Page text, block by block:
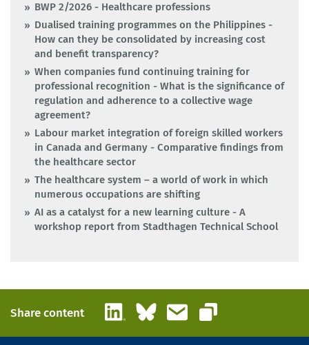
BWP 2/2026 - Healthcare professions
Dualised training programmes on the Philippines -
How can they be consolidated by increasing cost
and benefit transparency?
When companies fund continuing training for
professional recognition - What is the significance of
regulation and adherence to a collective wage
agreement?
Labour market integration of foreign skilled workers
in Canada and Germany - Comparative findings from
the healthcare sector
The healthcare system – a world of work in which
numerous occupations are shifting
AI as a catalyst for a new learning culture - A
workshop report from Stadthagen Technical School
Share content LinkedInBlueskyEmail
Copy link